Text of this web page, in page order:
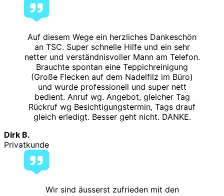
Auf diesem Wege ein herzliches Dankeschön
an TSC. Super schnelle Hilfe und ein sehr
netter und verständnisvoller Mann am Telefon.
Brauchte spontan eine Teppichreinigung
(Große Flecken auf dem Nadelfilz im Büro)
und wurde professionell und super nett
bedient. Anruf wg. Angebot, gleicher Tag
Rückruf wg Besichtigungstermin, Tags drauf
gleich erledigt. Besser geht nicht. DANKE.
Dirk B.
Privatkunde
Wir sind äusserst zufrieden mit den